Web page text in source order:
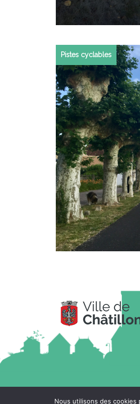
Pistes cyclables
Nous utilisons des